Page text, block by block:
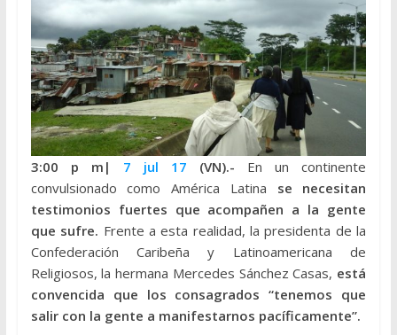
3:00 p m| 7 jul 17 (VN).- En un continente
convulsionado como América Latina se necesitan
testimonios fuertes que acompañen a la gente
que sufre. Frente a esta realidad, la presidenta de la
Confederación Caribeña y Latinoamericana de
Religiosos, la hermana Mercedes Sánchez Casas, está
convencida que los consagrados “tenemos que
salir con la gente a manifestarnos pacíficamente”.